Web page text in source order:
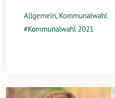
Allgemein, Kommunalwahl
Kommunalwahl 2021